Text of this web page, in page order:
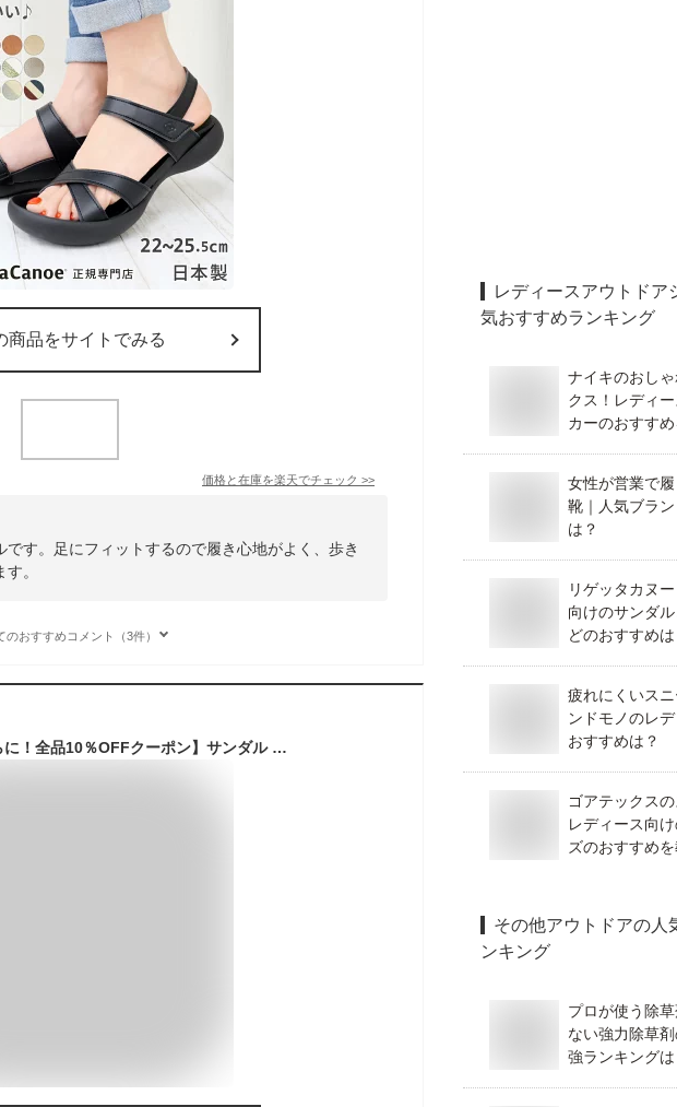
商品をサイトでみる
価格と在庫を楽天でチェック >>
す。足にフィットするので履き心地がよく、歩き
。
のおすすめコメント（3件）
【セール開催中★さらに！全品10％OFFクーポン】サンダル レディース スポーツサンダル おしゃれ 厚底 歩き やすい ビーチサンダル かわいい 靴 滑らない 幅広 美脚 歩きやすい オフィス スポーツ 厚底サンダル コンフォートサンダル スニーカーサンダル 痛くない 疲れない
レディースアウトドア
気おすすめランキング
ナイキのおし
クス！レディ
カーのおすすめ
女性が営業で
靴｜人気ブラ
は？
リゲッタカヌ
向けのサンダ
どのおすすめは
疲れにくいス
ンドモノのレ
おすすめは？
ゴアテックスの
レディース向
ズのおすすめを
その他アウトドアの人
ンキング
プロが使う除
ない強力除草
強ランキングは